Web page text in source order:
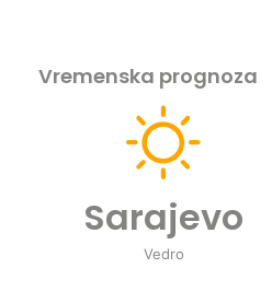
Vremenska prognoza
Sarajevo
Vedro